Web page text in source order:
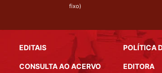
fixo)
EDITAIS POLÍTICA
CONSULTA AO ACERVO EDITORA